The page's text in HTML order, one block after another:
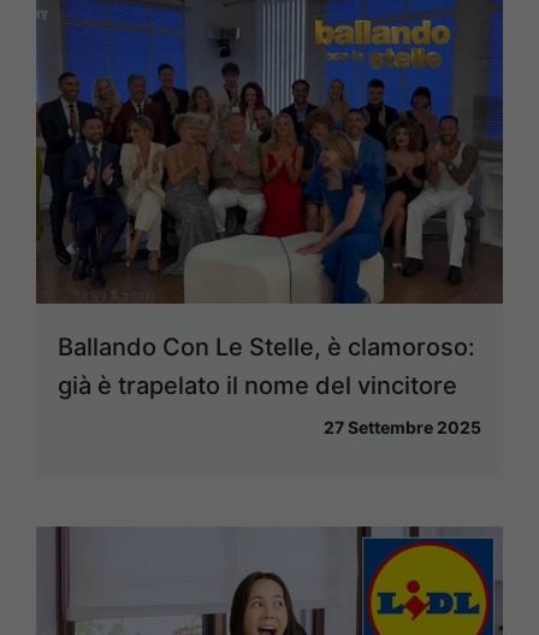
Ballando Con Le Stelle, è clamoroso:
già è trapelato il nome del vincitore
27 Settembre 2025